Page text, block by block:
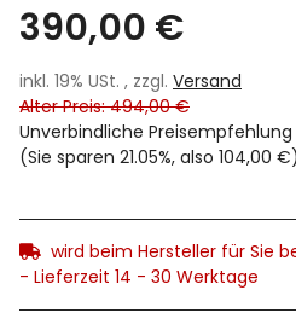
390,00 €
inkl. 19% USt. , zzgl. Versand
Alter Preis: 494,00 €
Unverbindliche Preisempfehlung
(Sie sparen 21.05%, also 104,00 €)
wird beim Hersteller für Sie
- Lieferzeit 14 - 30 Werktage